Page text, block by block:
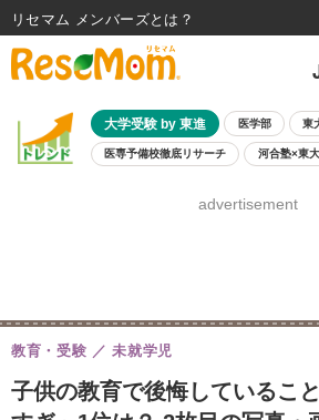
大学受験 by 東進 医学部 東
医専予備校徹底リサーチ 河合塾×東
8月開催学校説明会・相談会
advertisement
子供の教育で後悔しているこ
教育・受験 未就学児
リセマム メンバーズ